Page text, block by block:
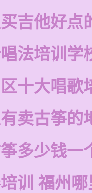
吉他好点
法培训学
十大唱歌
卖古筝的
多少钱一
训 福州